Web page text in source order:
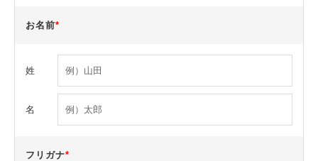
お名前*
姓
名
フリガナ*